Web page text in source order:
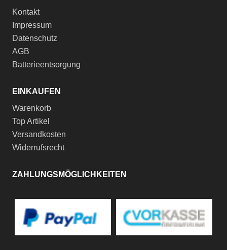
Kontakt
Impressum
Datenschutz
AGB
Batterieentsorgung
EINKAUFEN
Warenkorb
Top Artikel
Versandkosten
Widerrufsrecht
ZAHLUNGSMÖGLICHKEITEN